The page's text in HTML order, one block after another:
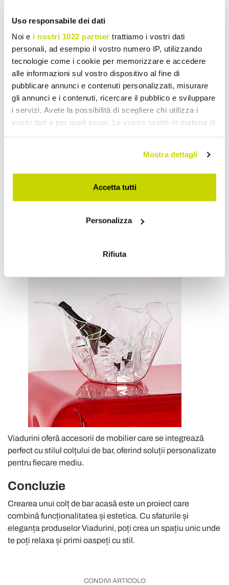
Uso responsabile dei dati
Noi e i nostri 1022 partner trattiamo i vostri dati
personali, ad esempio il vostro numero IP, utilizzando
tecnologie come i cookie per memorizzare e accedere
alle informazioni sul vostro dispositivo al fine di
pubblicare annunci e contenuti personalizzati, misurare
gli annunci e i contenuti, ricercare il pubblico e sviluppare
i servizi. Avete la possibilità di scegliere chi utilizza i
vostri dati e per quali scopi. Le vostre scelte in materia di
modificare o revocare il proprio consenso in qualsiasi
momento dalla Dichiarazione sui cookie o facendo clic
sull'icona di attivazione della privacy.
raccogliere informazioni sulla tua posizione
Identificare il tuo dispositivo, scansionandolo
Approfondisci come vengono elaborati i tuoi dati personali
e imposta le tue preferenze nellasezione dettagli
modificare o ritirare il tuo consenso in qualsiasi momento
dalla Dichiarazione sui cookie.
Utilizziamo i cookie per personalizzare contenuti ed
annunci, per fornire funzionalità dei social media e per
analizzare il nostro traffico. Condividiamo inoltre
informazioni sul modo in cui utilizza il nostro sito con i
nostri partner che si occupano di analisi dei dati web,
pubblicità e social media, i quali potrebbero combinarle
Mostra dettagli
Accetta tutti
Personalizza
Rifiuta
LED pentru a crea atmosfera potrivită.
Decorațiuni tematice: tablouri, oglinzi sau rafturi cu
sticle decorative.
Elemente naturale: plante sau flori pentru a adăuga
o notă de prospețime.
Viadurini oferă accesorii de mobilier care se integrează
perfect cu stilul colțului de bar, oferind soluții personalizate
pentru fiecare mediu.
Concluzie
Crearea unui colț de bar acasă este un proiect care
combină funcționalitatea și estetica. Cu sfaturile și
eleganța produselor Viadurini, poți crea un spațiu unic unde
te poți relaxa și primi oaspeți cu stil.
CONDIVI ARTICOLO